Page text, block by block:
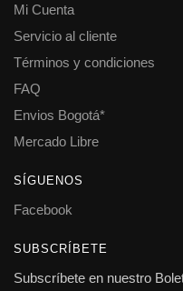
Mi Cuenta
Servicio al cliente
Términos y condiciones
FAQ
Envios Bogotá*
Mercado Libre
SÍGUENOS
Facebook
SUBSCRÍBETE
Subscríbete en nuestro